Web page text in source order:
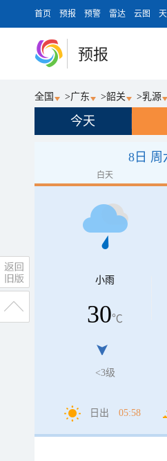
首页 预报 预警 雷达 云图
预报
全国 >广东 >韶关 >乳源
今天
8日 周
白天
小雨
30℃
<3级
日出 05:58